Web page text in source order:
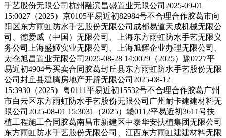
手艺股份无限公司杭州融滨昌盛置业无限公司2025-09-01
15:0027（2025）京0105平易近初82984号不合理合作胶葛市向
阳区东方雨虹防水手艺股份无限公司成都易道天成机械无限公
司、德爱威（中国）无限公司、上海东方雨虹防水手艺无限义
务公司上海盛姬实业无限公司、上海旭辉企业办理无限公司、
太仓旭昌置业无限公司2025-08-28 14:0029（2025）豫0727平
易近初4904号买卖合同胶葛封丘县东方雨虹防水手艺股份无限
公司封丘县建腾房地产开辟无限公司2025-08-12
15:3930（2025）粤0111平易近初15532号不合理合作胶葛广州
市白云区东方雨虹防水手艺股份无限公司广州耐卡建建材料无
限公司2025-08-01 15:3031（2025）赣0112平易近初3611号扶
植工程施工合同胶葛南昌市新建区中泰华安扶植集团无限公司
东方雨虹防水手艺股份无限公司、江西东方雨虹建建材料无限